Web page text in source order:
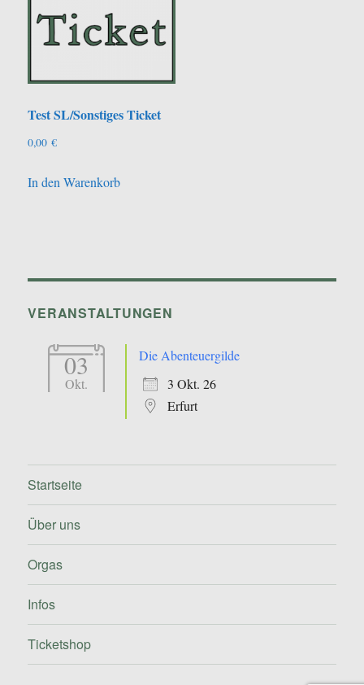
Test SL/Sonstiges Ticket
0,00€
In den Warenkorb
VERANSTALTUNGEN
03
Okt.
Die Abenteuergilde
3 Okt. 26
Erfurt
Startseite
Über uns
Orgas
Infos
Ticketshop